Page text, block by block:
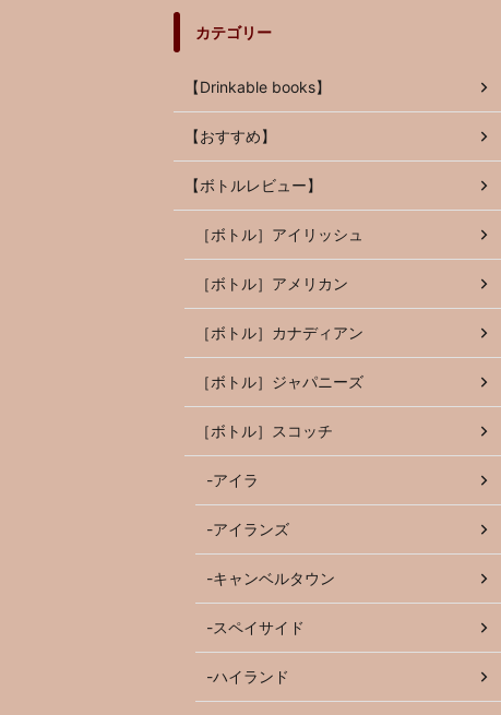
カテゴリー
【Drinkable books】
【おすすめ】
【ボトルレビュー】
［ボトル］アイリッシュ
［ボトル］アメリカン
［ボトル］カナディアン
［ボトル］ジャパニーズ
［ボトル］スコッチ
-アイラ
-アイランズ
-キャンベルタウン
-スペイサイド
-ハイランド